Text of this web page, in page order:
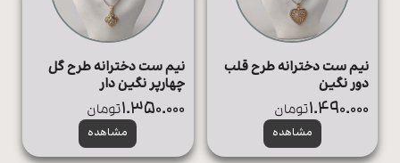
نیم ست دخترانه طرح قلب
دور نگین
مشاهده
1.490.000تومان
نیم ست دخترانه طرح گل
چهارپر نگین دار
مشاهده
1.350.000تومان